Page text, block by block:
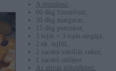
A tésztához:
60 dkg finomliszt,
30 dkg margarin,
15 dkg porcukor,
3 tojás + 3 tojás sárgája,
2 ek. tejföl,
2 zacskó vaníliás cukor,
1 zacskó sütőpor.
Az almás töltelékhez: